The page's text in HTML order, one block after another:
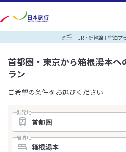
JR・新幹線＋宿泊プ
首都圏・東京から箱根湯本へ
ラン
ご希望の条件をお選びください
出発地
宿泊地